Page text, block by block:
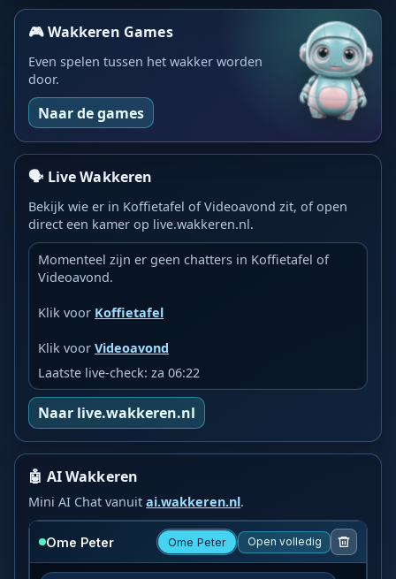
🎮 Wakkeren Games
Even spelen tussen het wakker worden
door.
Naar de games
🗣️ Live Wakkeren
Bekijk wie er in Koffietafel of Videoavond zit, of open
direct een kamer op live.wakkeren.nl.
Momenteel zijn er geen chatters in Koffietafel of
Videoavond.
Klik voor Koffietafel
Klik voorVideoavond
Laatste live-check: za 06:22
Naar live.wakkeren.nl
🤖 AI Wakkeren
Mini AI Chat vanuitai.wakkeren.nl.